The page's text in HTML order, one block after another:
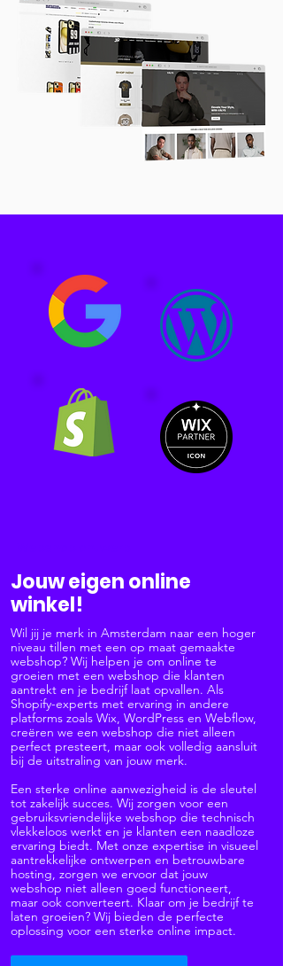
Jouw eigen online
winkel!
Wil jij je merk in Amsterdam naar een hoger
niveau tillen met een op maat gemaakte
webshop? Wij helpen je om online te
groeien met een webshop die klanten
aantrekt en je bedrijf laat opvallen. Als
Shopify-experts met ervaring in andere
platforms zoals Wix, WordPress en Webflow,
creëren we een webshop die niet alleen
perfect presteert, maar ook volledig aansluit
bij de uitstraling van jouw merk.
Een sterke online aanwezigheid is de sleutel
tot zakelijk succes. Wij zorgen voor een
gebruiksvriendelijke webshop die technisch
vlekkeloos werkt en je klanten een naadloze
ervaring biedt. Met onze expertise in visueel
aantrekkelijke ontwerpen en betrouwbare
hosting, zorgen we ervoor dat jouw
webshop niet alleen goed functioneert,
maar ook converteert. Klaar om je bedrijf te
laten groeien? Wij bieden de perfecte
oplossing voor een sterke online impact.